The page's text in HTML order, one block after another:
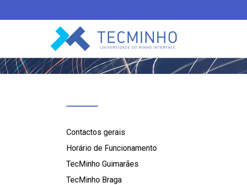
TECMINHO
Contactos gerais
Horário de Funcionamento
TecMinho Guimarães
TecMinho Braga